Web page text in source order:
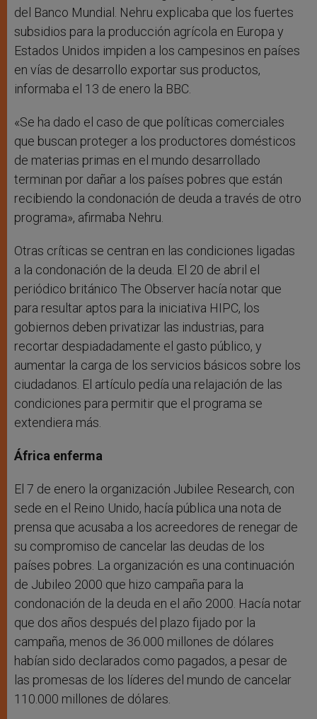
del Banco Mundial. Nehru explicaba que los fuertes
subsidios para la producción agrícola en Europa y
Estados Unidos impiden a los campesinos en países
en vías de desarrollo exportar sus productos,
informaba el 13 de enero la BBC.
«Se ha dado el caso de que políticas comerciales
que buscan proteger a los productores domésticos
de materias primas en el mundo desarrollado
terminan por dañar a los países pobres que están
recibiendo la condonación de deuda a través de otro
programa», afirmaba Nehru.
Otras críticas se centran en las condiciones ligadas
a la condonación de la deuda. El 20 de abril el
periódico británico The Observer hacía notar que
para resultar aptos para la iniciativa HIPC, los
gobiernos deben privatizar las industrias, para
recortar despiadadamente el gasto público, y
aumentar la carga de los servicios básicos sobre los
ciudadanos. El artículo pedía una relajación de las
condiciones para permitir que el programa se
extendiera más.
África enferma
El 7 de enero la organización Jubilee Research, con
sede en el Reino Unido, hacía pública una nota de
prensa que acusaba a los acreedores de renegar de
su compromiso de cancelar las deudas de los
países pobres. La organización es una continuación
de Jubileo 2000 que hizo campaña para la
condonación de la deuda en el año 2000. Hacía notar
que dos años después del plazo fijado por la
campaña, menos de 36.000 millones de dólares
habían sido declarados como pagados, a pesar de
las promesas de los líderes del mundo de cancelar
110.000 millones de dólares.